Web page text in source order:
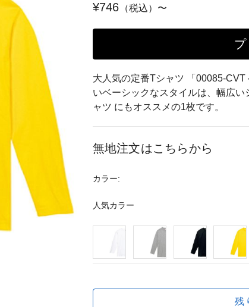
¥746 （税込）〜
大人気の定番Tシャツ 「00085-
いベーシックなスタイルは、幅広
ャツ にもオススメの1枚です。
無地注文はこちらから
カラー:
人気カラー
残